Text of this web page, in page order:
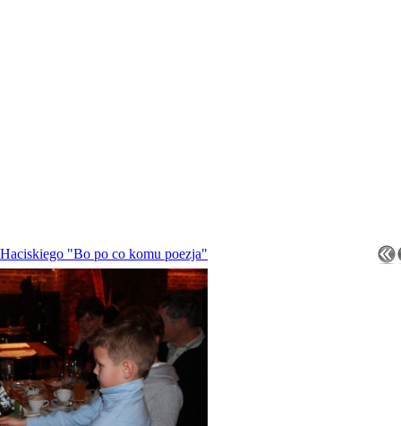
"Bo po co komu poezja"